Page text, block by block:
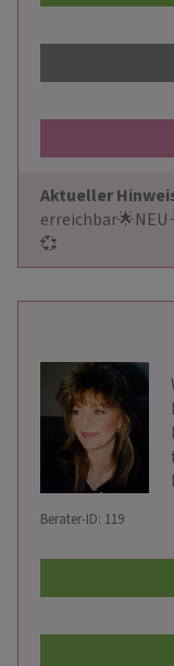
Aktueller
erreichbar🌟NEU
💞
Berater-ID: 119